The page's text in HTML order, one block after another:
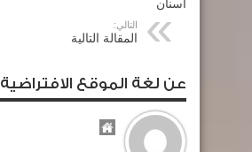
اسنان‏
التالي:
المقالة التالية
عن لغة الموقع الافتراضية